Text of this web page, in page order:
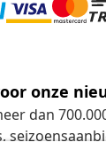
onze
dan